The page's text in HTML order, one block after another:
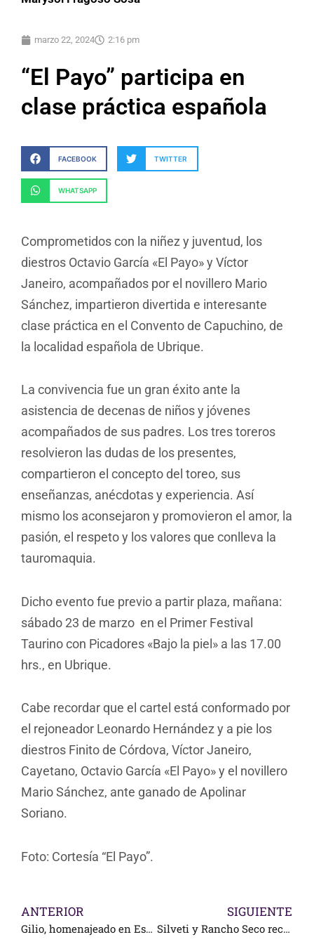
marzo 22, 2024 2:16 pm
“El Payo” participa en
clase práctica española
FACEBOOK TWITTER
WHATSAPP
Comprometidos con la niñez y juventud, los
diestros Octavio García «El Payo» y Víctor
Janeiro, acompañados por el novillero Mario
Sánchez, impartieron divertida e interesante
clase práctica en el Convento de Capuchino, de
la localidad española de Ubrique.
La convivencia fue un gran éxito ante la
asistencia de decenas de niños y jóvenes
acompañados de sus padres. Los tres toreros
resolvieron las dudas de los presentes,
compartieron el concepto del toreo, sus
enseñanzas, anécdotas y experiencia. Así
mismo los aconsejaron y promovieron el amor, la
pasión, el respeto y los valores que conlleva la
tauromaquia.
Dicho evento fue previo a partir plaza, mañana:
sábado 23 de marzo en el Primer Festival
Taurino con Picadores «Bajo la piel» a las 17.00
hrs., en Ubrique.
Cabe recordar que el cartel está conformado por
el rejoneador Leonardo Hernández y a pie los
diestros Finito de Córdova, Víctor Janeiro,
Cayetano, Octavio García «El Payo» y el novillero
Mario Sánchez, ante ganado de Apolinar
Soriano.
Foto: Cortesía “El Payo”.
ANTERIOR
Gilio, homenajeado en España
SIGUIENTE
Silveti y Rancho Seco reciben trofeos en León